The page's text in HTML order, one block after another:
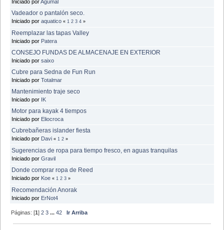
Iniciado porAgumal
Vadeador o pantalón seco.
Iniciado por aquatico « 1 2 3 4 »
Reemplazar las tapas Valley
Iniciado por Patera
CONSEJO FUNDAS DE ALMACENAJE EN EXTERIOR
Iniciado por saixo
Cubre para Sedna de Fun Run
Iniciado por Totalmar
Mantenimiento traje seco
Iniciado por IK
Motor para kayak 4 tiempos
Iniciado por Eliocroca
Cubrebañeras islander fiesta
Iniciado por Davi « 1 2 »
Sugerencias de ropa para tiempo fresco, en aguas tranquilas
Iniciado por Gravil
Donde comprar ropa de Reed
Iniciado por Koe « 1 2 3 »
Recomendación Anorak
Iniciado por ErNot4
Páginas: [1]2 3 ...42 Ir Arriba